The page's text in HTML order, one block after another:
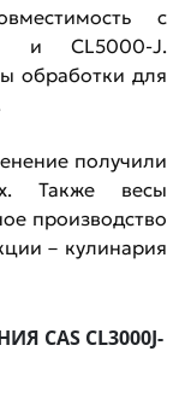
с
и CL5000-J.
обработки для
получили
Также весы
производство
– кулинария
CAS CL3000J-